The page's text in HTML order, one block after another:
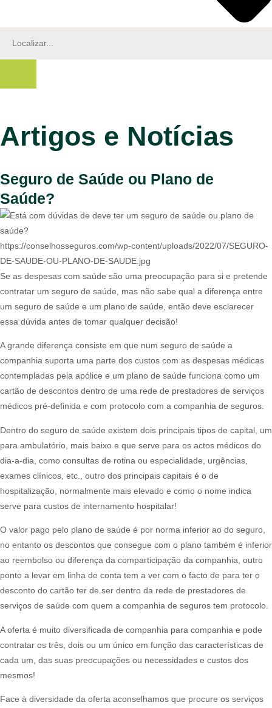
Artigos e Notícias
Seguro de Saúde ou Plano de
Saúde?
https://conselhosseguros.com/wp-content/uploads/2022/07/SEGURO-
DE-SAUDE-OU-PLANO-DE-SAUDE.jpg
Se as despesas com saúde são uma preocupação para si e pretende
contratar um seguro de saúde, mas não sabe qual a diferença entre
um seguro de saúde e um plano de saúde, então deve esclarecer
essa dúvida antes de tomar qualquer decisão!​
A grande diferença consiste em que num seguro de saúde a
companhia suporta uma parte dos custos com as despesas médicas
contempladas pela apólice e um plano de saúde funciona como um
cartão de descontos dentro de uma rede de prestadores de serviços
médicos pré-definida e com protocolo com a companhia de seguros.​
Dentro do seguro de saúde existem dois principais tipos de capital, um
para ambulatório, mais baixo e que serve para os actos médicos do
dia-a-dia, como consultas de rotina ou especialidade, urgências,
exames clínicos, etc., outro dos principais capitais é o de
hospitalização, normalmente mais elevado e como o nome indica
serve para custos de internamento hospitalar!​
O valor pago pelo plano de saúde é por norma inferior ao do seguro,
no entanto os descontos que consegue com o plano também é inferior
ao reembolso ou diferença da comparticipação da companhia, outro
ponto a levar em linha de conta tem a ver com o facto de para ter o
desconto do cartão ter de ser dentro da rede de prestadores de
serviços de saúde com quem a companhia de seguros tem protocolo.​
A oferta é muito diversificada de companhia para companhia e pode
contratar os três, dois ou um único em função das características de
cada um, das suas preocupações ou necessidades e custos dos
mesmos!​
Face à diversidade da oferta aconselhamos que procure os serviços